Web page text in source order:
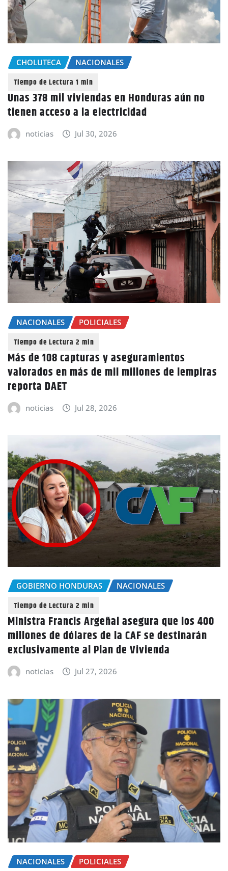
CHOLUTECA NACIONALES
Unas 378 mil viviendas en Honduras aún no
tienen acceso a la electricidad
noticias Jul 30, 2026
NACIONALES POLICIALES
Más de 108 capturas y aseguramientos
valorados en más de mil millones de lempiras
reporta DAET
noticias Jul 28, 2026
GOBIERNO HONDURAS NACIONALES
Ministra Francis Argeñal asegura que los 400
millones de dólares de la CAF se destinarán
exclusivamente al Plan de Vivienda
noticias Jul 27, 2026
NACIONALES POLICIALES